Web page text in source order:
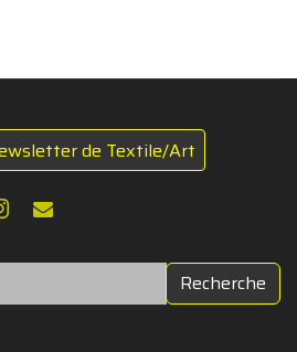
de Textile/Art
Recherche